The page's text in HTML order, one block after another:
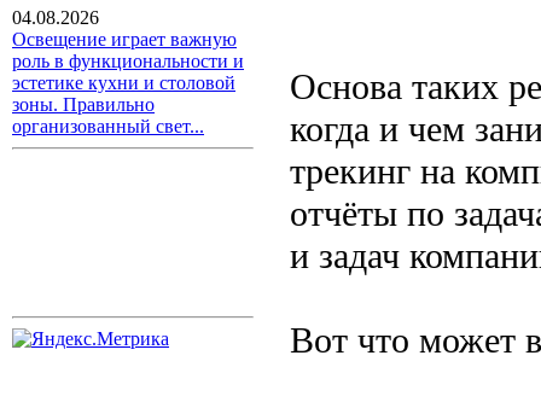
04.08.2026
Освещение играет важную
роль в функциональности и
эстетике кухни и столовой
зоны. Правильно
организованный свет...
Основа таких
когда и чем
трекинг на
отчёты по
и задач
Вот что может